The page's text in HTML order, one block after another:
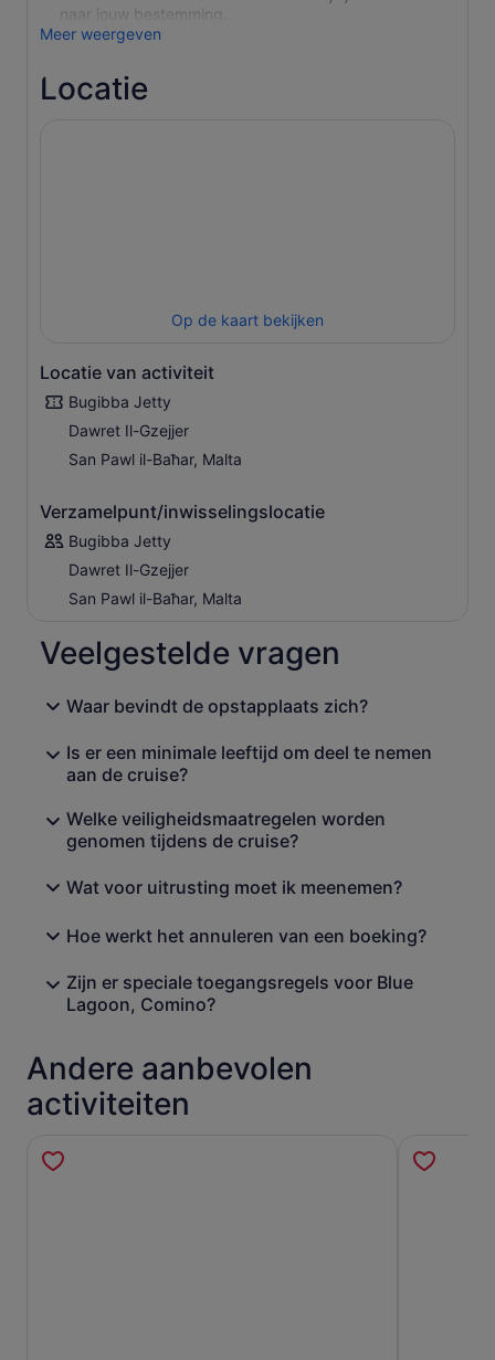
naar jouw bestemming.
Meer weergeven
Locatie
Op de kaart bekijken
Locatie van activiteit
Bugibba Jetty
Dawret Il-Gzejjer
San Pawl il-Baħar, Malta
Verzamelpunt/inwisselingslocatie
Bugibba Jetty
Dawret Il-Gzejjer
San Pawl il-Baħar, Malta
Veelgestelde vragen
Waar bevindt de opstapplaats zich?
Is er een minimale leeftijd om deel te nemen
aan de cruise?
Welke veiligheidsmaatregelen worden
genomen tijdens de cruise?
Wat voor uitrusting moet ik meenemen?
Hoe werkt het annuleren van een boeking?
Zijn er speciale toegangsregels voor Blue
Lagoon, Comino?
Andere aanbevolen
activiteiten